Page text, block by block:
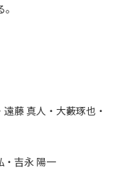
藤 真人・大藪琢也・
・吉永 陽一